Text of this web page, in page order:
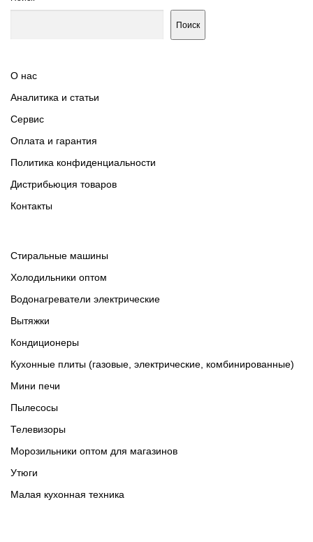
Поиск
О нас
Аналитика и статьи
Сервис
Оплата и гарантия
Политика конфиденциальности
Дистрибьюция товаров
Контакты
Cтиральные машины
Холодильники оптом
Водонагреватели электрические
Вытяжки
Кондиционеры
Кухонные плиты (газовые, электрические, комбинированные)
Мини печи
Пылесосы
Телевизоры
Морозильники оптом для магазинов
Утюги
Малая кухонная техника